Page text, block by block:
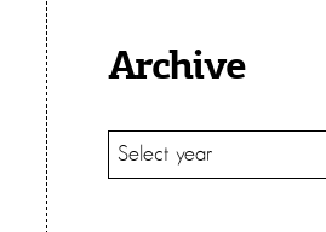
Archive
V
A